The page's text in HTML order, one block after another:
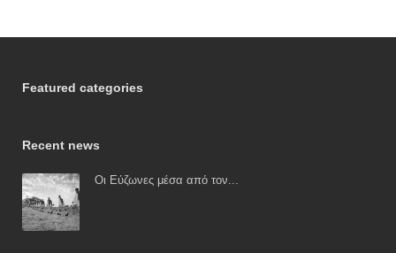
Featured categories
Recent news
Οι Εύζωνες μέσα από τον...